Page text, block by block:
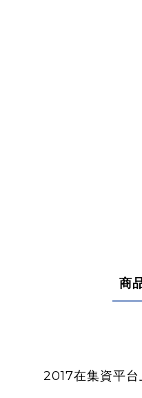
商
2017在集資平